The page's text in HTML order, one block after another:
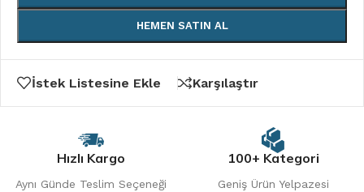
HEMEN SATIN AL
İstek Listesine Ekle Karşılaştır
Hızlı Kargo
Aynı Günde Teslim Seçeneği
100+ Kategori
Geniş Ürün Yelpazesi